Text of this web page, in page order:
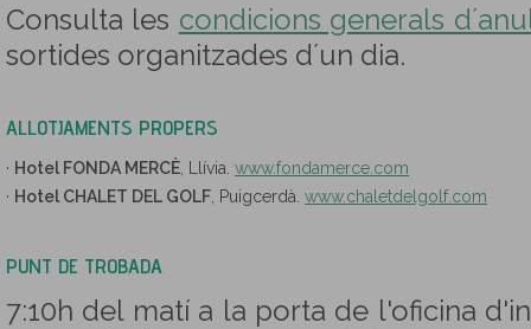
Consulta les condicions generals
sortides organitzades d´un dia.
ALLOTJAMENTS PROPERS
· Hotel FONDA MERCÈ , Llívia. www.fondamerce.com
· Hotel CHALET DEL GOLF , Puigcerdà. www.chaletdelgolf.com
PUNT DE TROBADA
7:10h del matí a la porta de l'oficina